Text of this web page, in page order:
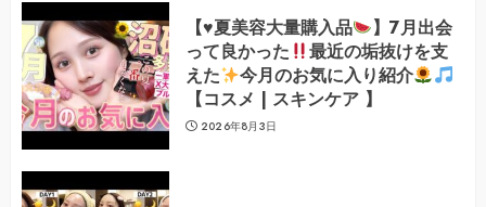
【♥️夏美容大量購入品
】7月出会
って良かった
最近の垢抜けを支
えた
今月のお気に入り紹介
【コスメ | スキンケア 】
2026年8月3日